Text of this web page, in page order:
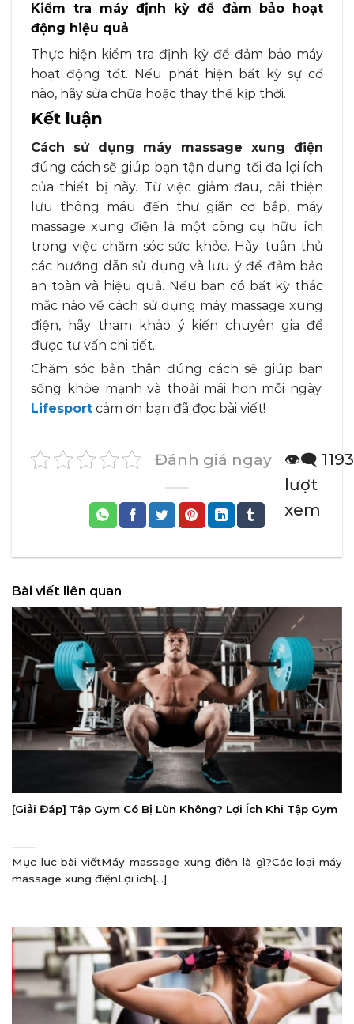
Kiểm tra máy định kỳ để đảm bảo hoạt
động hiệu quả
Thực hiện kiểm tra định kỳ để đảm bảo máy
hoạt động tốt. Nếu phát hiện bất kỳ sự cố
nào, hãy sửa chữa hoặc thay thế kịp thời.
Kết luận
Cách sử dụng máy massage xung điện
đúng cách sẽ giúp bạn tận dụng tối đa lợi ích
của thiết bị này. Từ việc giảm đau, cải thiện
lưu thông máu đến thư giãn cơ bắp, máy
massage xung điện là một công cụ hữu ích
trong việc chăm sóc sức khỏe. Hãy tuân thủ
các hướng dẫn sử dụng và lưu ý để đảm bảo
an toàn và hiệu quả. Nếu bạn có bất kỳ thắc
mắc nào về cách sử dụng máy massage xung
điện, hãy tham khảo ý kiến chuyên gia để
được tư vấn chi tiết.
Chăm sóc bản thân đúng cách sẽ giúp bạn
sống khỏe mạnh và thoải mái hơn mỗi ngày.
Lifesport cảm ơn bạn đã đọc bài viết!
Đánh giá ngay
👁️‍🗨️ 1193
lượt
xem
Bài viết liên quan
[Giải Đáp] Tập Gym Có Bị Lùn Không? Lợi Ích Khi Tập Gym
Mục lục bài viếtMáy massage xung điện là gì?Các loại máy
massage xung điệnLợi ích[...]